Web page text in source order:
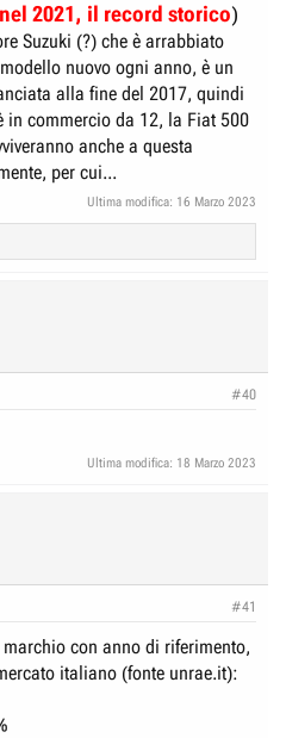
2021, il record storico)
Suzuki (?) che è arrabbiato
nuovo ogni anno, è un
alla fine del 2017, quindi
in commercio da 12, la Fiat 500
anche a questa
per cui...
Ultima modifica: 16 Marzo 2023
#40
Ultima modifica: 18 Marzo 2023
#41
con anno di riferimento,
italiano (fonte unrae.it):